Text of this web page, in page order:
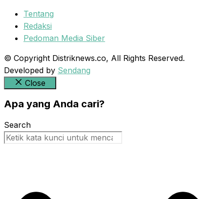
Tentang
Redaksi
Pedoman Media Siber
© Copyright Distriknews.co, All Rights Reserved.
Developed by Sendang
Close
Apa yang Anda cari?
Search